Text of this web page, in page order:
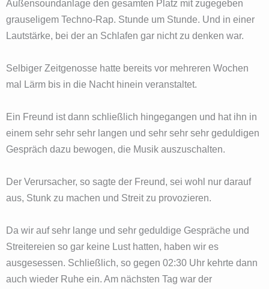
Außensoundanlage den gesamten Platz mit zugegeben
grauseligem Techno-Rap. Stunde um Stunde. Und in einer
Lautstärke, bei der an Schlafen gar nicht zu denken war.
Selbiger Zeitgenosse hatte bereits vor mehreren Wochen
mal Lärm bis in die Nacht hinein veranstaltet.
Ein Freund ist dann schließlich hingegangen und hat ihn in
einem sehr sehr sehr langen und sehr sehr sehr geduldigen
Gespräch dazu bewogen, die Musik auszuschalten.
Der Verursacher, so sagte der Freund, sei wohl nur darauf
aus, Stunk zu machen und Streit zu provozieren.
Da wir auf sehr lange und sehr geduldige Gespräche und
Streitereien so gar keine Lust hatten, haben wir es
ausgesessen. Schließlich, so gegen 02:30 Uhr kehrte dann
auch wieder Ruhe ein. Am nächsten Tag war der